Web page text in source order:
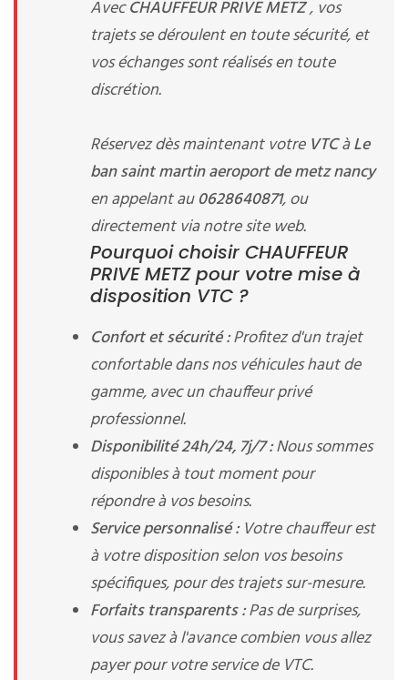
AvecCHAUFFEUR PRIVE METZ, vos
trajets se déroulent en toute sécurité, et
vos échanges sont réalisés en toute
discrétion.
Réservez dès maintenant votre VTCàLe
ban saint martin aeroport de metz nancy
en appelant au0628640871, ou
directement via notre site web.
Pourquoi choisir CHAUFFEUR
PRIVE METZ pour votre mise à
disposition VTC ?
Confort et sécurité :Profitez d'un trajet
confortable dans nos véhicules haut de
gamme, avec un chauffeur privé
professionnel.
Disponibilité 24h/24, 7j/7 :Nous sommes
disponibles à tout moment pour
répondre à vos besoins.
Service personnalisé :Votre chauffeur est
à votre disposition selon vos besoins
spécifiques, pour des trajets sur-mesure.
Forfaits transparents :Pas de surprises,
vous savez à l'avance combien vous allez
payer pour votre service de VTC.